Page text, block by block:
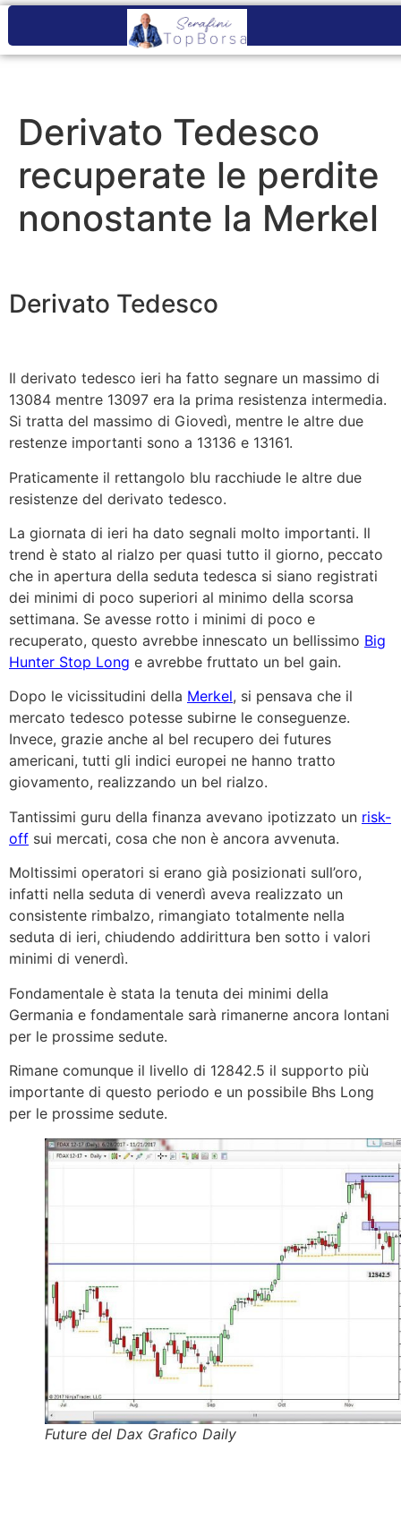
Derivato Tedesco
recuperate le perdite
nonostante la Merkel
Derivato Tedesco
Il derivato tedesco ieri ha fatto segnare un massimo di
13084 mentre 13097 era la prima resistenza intermedia.
Si tratta del massimo di Giovedì, mentre le altre due
restenze importanti sono a 13136 e 13161.
Praticamente il rettangolo blu racchiude le altre due
resistenze del derivato tedesco.
La giornata di ieri ha dato segnali molto importanti. Il
trend è stato al rialzo per quasi tutto il giorno, peccato
che in apertura della seduta tedesca si siano registrati
dei minimi di poco superiori al minimo della scorsa
settimana. Se avesse rotto i minimi di poco e
recuperato, questo avrebbe innescato un bellissimo Big
Hunter Stop Long e avrebbe fruttato un bel gain.
Dopo le vicissitudini della Merkel, si pensava che il
mercato tedesco potesse subirne le conseguenze.
Invece, grazie anche al bel recupero dei futures
americani, tutti gli indici europei ne hanno tratto
giovamento, realizzando un bel rialzo.
Tantissimi guru della finanza avevano ipotizzato un risk-
off sui mercati, cosa che non è ancora avvenuta.
Moltissimi operatori si erano già posizionati sull’oro,
infatti nella seduta di venerdì aveva realizzato un
consistente rimbalzo, rimangiato totalmente nella
seduta di ieri, chiudendo addirittura ben sotto i valori
minimi di venerdì.
Fondamentale è stata la tenuta dei minimi della
Germania e fondamentale sarà rimanerne ancora lontani
per le prossime sedute.
Rimane comunque il livello di 12842.5 il supporto più
importante di questo periodo e un possibile Bhs Long
per le prossime sedute.
Future del Dax Grafico Daily